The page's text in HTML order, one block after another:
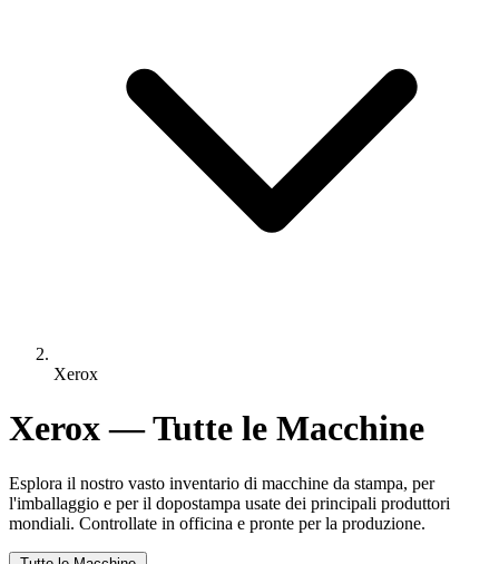
Xerox
Xerox — Tutte le Macchine
Esplora il nostro vasto inventario di macchine da stampa, per
l'imballaggio e per il dopostampa usate dei principali produttori
mondiali. Controllate in officina e pronte per la produzione.